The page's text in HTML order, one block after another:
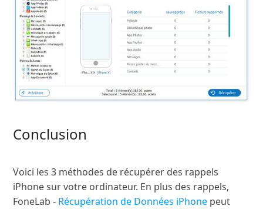
Conclusion
Voici les 3 méthodes de récupérer des rappels
iPhone sur votre ordinateur. En plus des rappels,
FoneLab - Récupération de Données iPhone peut